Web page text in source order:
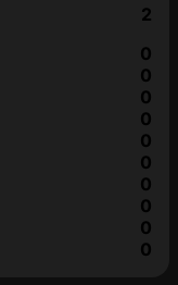
2
0
0
0
0
0
0
0
0
0
0